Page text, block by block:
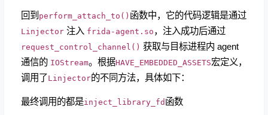
回到 perform_attach_to() 函数中，它的代码逻辑是通过
Linjector 注入 frida-agent.so，注入成功后通过
request_control_channel() 获取与目标进程内 agent
通信的 IOStream。根据HAVE_EMBEDDED_ASSETS宏定义，
调用了Linjector的不同方法，具体如下：
最终调用的都是inject_library_fd函数